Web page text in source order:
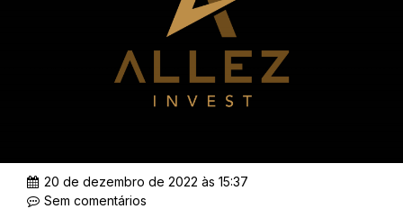
20 de dezembro de 2022 às 15:37
Sem comentários